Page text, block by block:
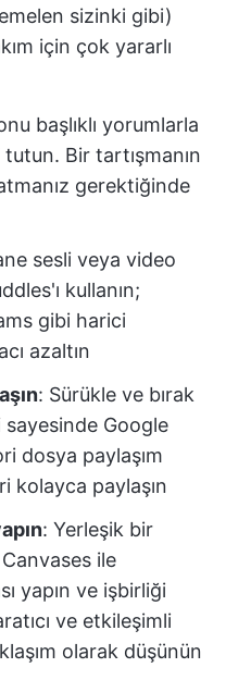
sizinki gibi)
için çok yararlı
başlıklı yorumlarla
tutun. Bir tartışmanın
gerektiğinde
sesli veya video
kullanın;
gibi harici
azaltın
: Sürükle ve bırak
sayesinde Google
dosya paylaşım
kolayca paylaşın
: Yerleşik bir
ile
yapın ve işbirliği
ve etkileşimli
olarak düşünün